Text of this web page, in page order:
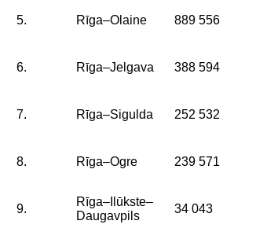
5. Rīga–Olaine 889 556
6. Rīga–Jelgava 388 594
7. Rīga–Sigulda 252 532
8. Rīga–Ogre 239 571
9.
Rīga–Ilūkste–
Daugavpils
34 043